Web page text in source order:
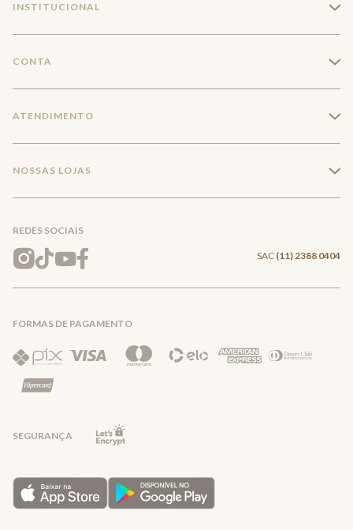
INSTITUCIONAL +
Trabalhe conosco
Mapa do Site
CONTA +
Meus pedidos
Wishlist
ATENDIMENTO +
Entrega e Frete
Trocas e Devoluções
Política de Privacidade
NOSSAS LOJAS +
REDES SOCIAIS
SAC (11) 2388 0404
FORMAS DE PAGAMENTO
SEGURANÇA